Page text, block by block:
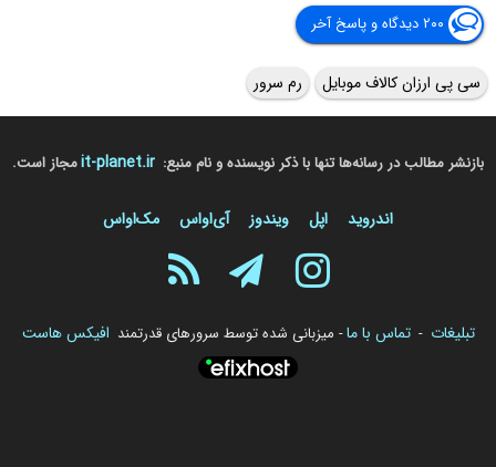
۲۰۰ دیدگاه و پاسخ آخر
سی پی ارزان کالاف موبایل رم سرور
بازنشر مطالب در رسانه‌ها تنها با ذکر نویسنده و نام منبع: it-planet.irمجاز است.
اندروید اپل ویندوز آی‌او‌اس مک‌او‌اس
تبلیغات - تماس با ما- میزبانی شده توسط سرورهای قدرتمند افیکس هاست